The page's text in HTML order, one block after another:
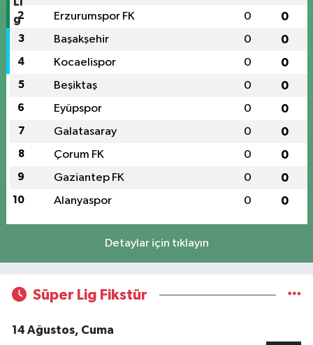
2 Erzurumspor FK 0 0
3 Başakşehir 0 0
4 Kocaelispor 0 0
5 Beşiktaş 0 0
6 Eyüpspor 0 0
7 Galatasaray 0 0
8 Çorum FK 0 0
9 Gaziantep FK 0 0
10 Alanyaspor 0 0
Detaylar için tıklayın
Süper Lig Fikstür
14 Ağustos, Cuma